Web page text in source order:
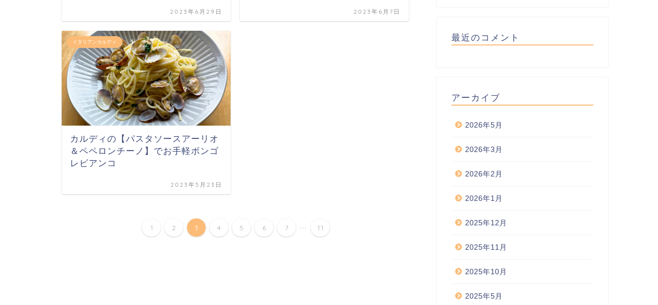
2023年6月29日 2023年6月7日
イタリアンカルディ
カルディの【パスタソースアーリオ
＆ペペロンチーノ】でお手軽ボンゴ
レビアンコ
2023年5月23日
1 2 3 4 5 6 7 ... 11
最近のコメント
アーカイブ
2026年5月
2026年3月
2026年2月
2026年1月
2025年12月
2025年11月
2025年10月
2025年5月